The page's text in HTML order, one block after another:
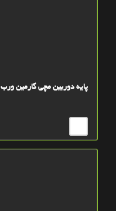
پایه دوربین مچی گارمین ورب Garmin Virb Wrist Strap